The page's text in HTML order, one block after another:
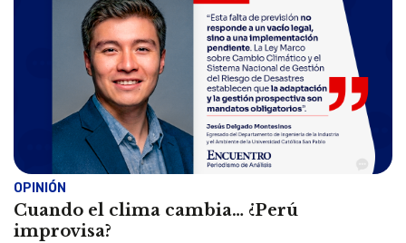
OPINIÓN
Cuando el clima cambia… ¿Perú
improvisa?